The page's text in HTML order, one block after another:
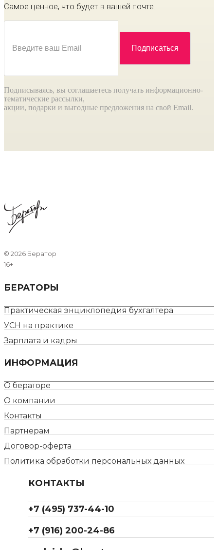
Самое ценное, что будет в вашей почте.
Подписываясь, вы соглашаетесь получать информационно-
тематические рассылки,
акции, подарки и выгодные предложения на свой Email.
© 2026 Бератор
16+
БЕРАТОРЫ
Практическая энциклопедия бухгалтера
УСН на практике
Зарплата и кадры
ИНФОРМАЦИЯ
О бераторе
О компании
Контакты
Партнерам
Договор-оферта
Политика обработки персональных данных
КОНТАКТЫ
+7 (495) 737-44-10
+7 (916) 200-24-86